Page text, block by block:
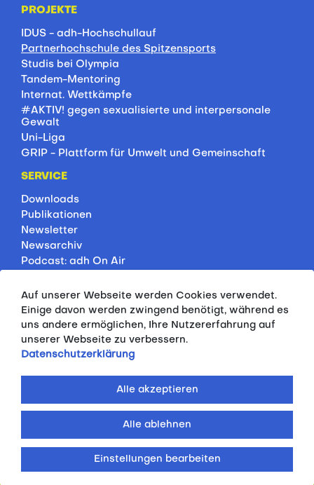
PROJEKTE
IDUS - adh-Hochschullauf
Partnerhochschule des Spitzensports
Studis bei Olympia
Tandem-Mentoring
Internat. Wettkämpfe
#AKTIV! gegen sexualisierte und interpersonale
Gewalt
Uni-Liga
GRIP - Plattform für Umwelt und Gemeinschaft
SERVICE
Downloads
Publikationen
Newsletter
Newsarchiv
Podcast: adh On Air
Rankings
Servicepartner
HSP-Onlinekurse
PRESSE
© 2026 ALLGEMEINER DEUTSCHER
HOCHSCHULSPORTVERBAND E.V.
IMPRESSUM
DATENSCHUTZERKLÄRUNG
Auf unserer Webseite werden Cookies verwendet.
Einige davon werden zwingend benötigt, während es
uns andere ermöglichen, Ihre Nutzererfahrung auf
unserer Webseite zu verbessern.
Datenschutzerklärung
Einstellungen bearbeiten
Alle ablehnen
Alle akzeptieren